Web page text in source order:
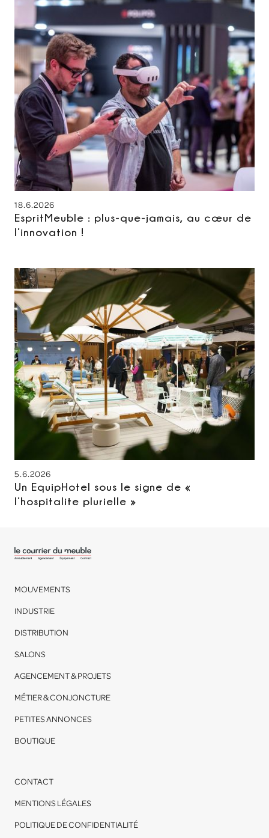
18.6.2026
EspritMeuble : plus-que-jamais, au cœur de
l’innovation !
5.6.2026
Un EquipHotel sous le signe de «
l’hospitalite plurielle »
MOUVEMENTS
INDUSTRIE
DISTRIBUTION
SALONS
AGENCEMENT & PROJETS
MÉTIER & CONJONCTURE
PETITES ANNONCES
BOUTIQUE
CONTACT
MENTIONS LÉGALES
POLITIQUE DE CONFIDENTIALITÉ